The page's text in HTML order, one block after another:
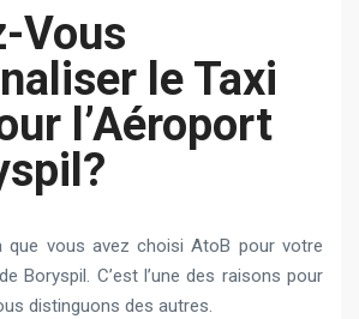
Vous
le Taxi
l’Aéroport
que vous avez choisi AtoB pour votre
Boryspil. C’est l’une des raisons pour
distinguons des autres.